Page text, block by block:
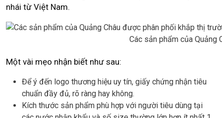
nhái từ Việt Nam.
Các sản phẩm của Quảng
Một vài mẹo nhận biết như sau:
Để ý đến logo thương hiệu uy tín, giấy chứng nhận tiêu
chuẩn đầy đủ, rõ ràng hay không.
Kích thước sản phẩm phù hợp với người tiêu dùng tại